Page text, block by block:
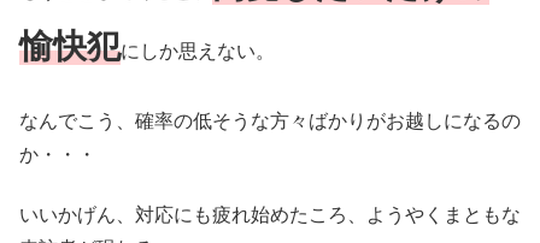
愉快犯にしか思えない。
なんでこう、確率の低そうな方々ばかりがお越しになるの
か・・・
いいかげん、対応にも疲れ始めたころ、ようやくまともな